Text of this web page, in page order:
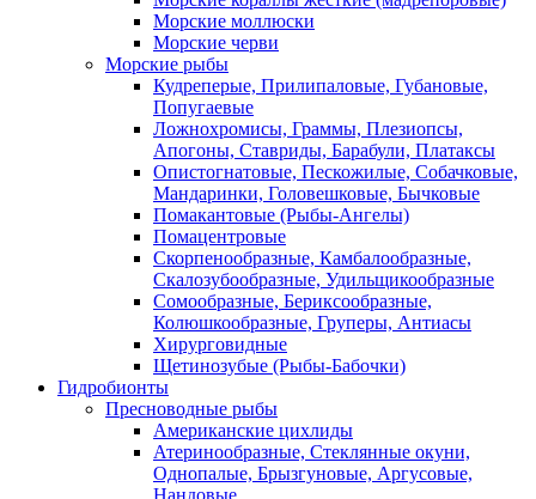
Морские моллюски
Морские черви
Морские рыбы
Кудреперые, Прилипаловые, Губановые,
Попугаевые
Ложнохромисы, Граммы, Плезиопсы,
Апогоны, Ставриды, Барабули, Платаксы
Опистогнатовые, Пескожилые, Собачковые,
Мандаринки, Головешковые, Бычковые
Помакантовые (Рыбы-Ангелы)
Помацентровые
Скорпенообразные, Камбалообразные,
Скалозубообразные, Удильщикообразные
Сомообразные, Бериксообразные,
Колюшкообразные, Груперы, Антиасы
Хирурговидные
Щетинозубые (Рыбы-Бабочки)
Гидробионты
Пресноводные рыбы
Американские цихлиды
Атеринообразные, Стеклянные окуни,
Однопалые, Брызгуновые, Аргусовые,
Нандовые